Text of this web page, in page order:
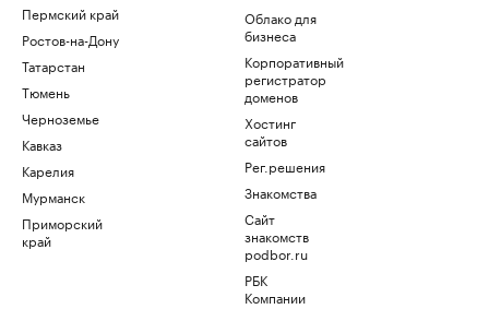
Пермский край
Ростов-на-Дону
Татарстан
Тюмень
Черноземье
Кавказ
Карелия
Мурманск
Приморский
край
Облако для
бизнеса
Корпоративный
регистратор
доменов
Хостинг
сайтов
Рег.решения
Знакомства
Сайт
знакомств
podbor.ru
РБК
Компании